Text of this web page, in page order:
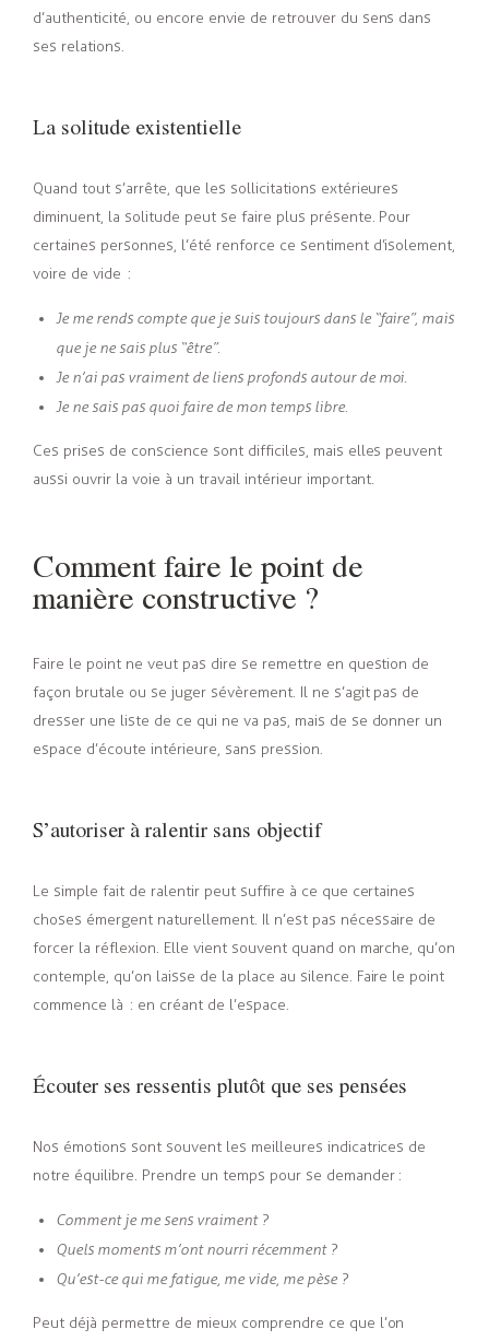
d’authenticité, ou encore envie de retrouver du sens dans
ses relations.
La solitude existentielle
Quand tout s’arrête, que les sollicitations extérieures
diminuent, la solitude peut se faire plus présente. Pour
certaines personnes, l’été renforce ce sentiment d’isolement,
voire de vide :
Je me rends compte que je suis toujours dans le “faire”, mais
que je ne sais plus “être”.
Je n’ai pas vraiment de liens profonds autour de moi.
Je ne sais pas quoi faire de mon temps libre.
Ces prises de conscience sont difficiles, mais elles peuvent
aussi ouvrir la voie à un travail intérieur important.
Comment faire le point de
manière constructive ?
Faire le point ne veut pas dire se remettre en question de
façon brutale ou se juger sévèrement. Il ne s’agit pas de
dresser une liste de ce qui ne va pas, mais de se donner un
espace d’écoute intérieure, sans pression.
S’autoriser à ralentir sans objectif
Le simple fait de ralentir peut suffire à ce que certaines
choses émergent naturellement. Il n’est pas nécessaire de
forcer la réflexion. Elle vient souvent quand on marche, qu’on
contemple, qu’on laisse de la place au silence. Faire le point
commence là : en créant de l’espace.
Écouter ses ressentis plutôt que ses pensées
Nos émotions sont souvent les meilleures indicatrices de
notre équilibre. Prendre un temps pour se demander :
Comment je me sens vraiment ?
Quels moments m’ont nourri récemment ?
Qu’est-ce qui me fatigue, me vide, me pèse ?
Peut déjà permettre de mieux comprendre ce que l’on